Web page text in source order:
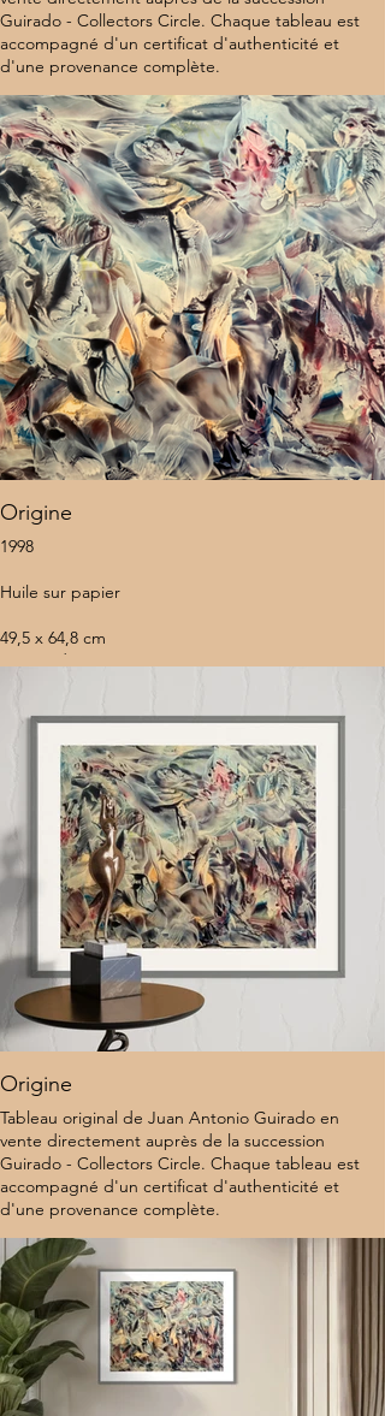
Guirado - Collectors Circle. Chaque tableau est
accompagné d'un certificat d'authenticité et
d'une provenance complète.
8 000 $
Origine
1998
Huile sur papier
49,5 x 64,8 cm
Sans cadre
Origine
Tableau original de Juan Antonio Guirado en
vente directement auprès de la succession
Guirado - Collectors Circle. Chaque tableau est
accompagné d'un certificat d'authenticité et
d'une provenance complète.
10 000 $